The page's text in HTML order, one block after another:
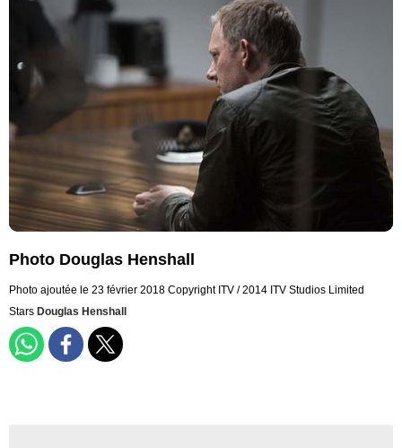
Photo Douglas Henshall
Photo ajoutée le 23 février 2018 Copyright ITV / 2014 ITV Studios Limited
Stars Douglas Henshall